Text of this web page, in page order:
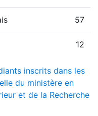
57
12
inscrits dans les
du ministère en
et de la Recherche